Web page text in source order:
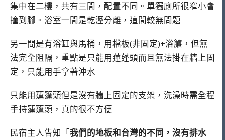
集中在二樓，共有三間，配置不同。單獨廁所很窄小會
撞到腳。浴室一間是乾溼分離，這間較無問題
另一間是有浴缸與馬桶，用檔板(非固定)+浴簾，但無
法完全阻隔，重點是只能用蓮蓬頭而且無法掛在牆上固
定，只能用手拿著沖水
只能用蓮蓬頭但是沒有牆上固定的支架，洗澡時需全程
手持蓮蓬頭，真的很不方便
民宿主人告知「我們的地板和台灣的不同，沒有排水